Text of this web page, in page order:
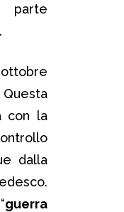
parte
con la
dalla
guerra